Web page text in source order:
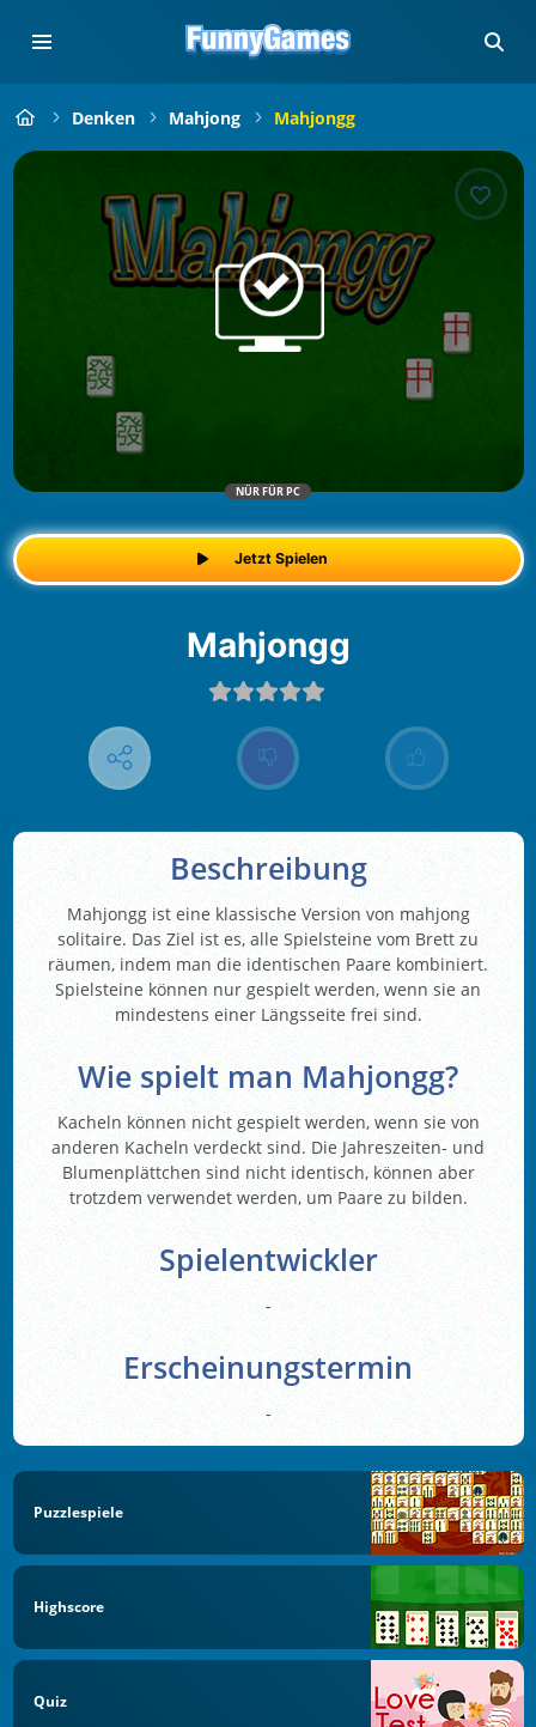
Denken Mahjong Mahjongg
NÜR FÜR PC
Jetzt Spielen
Mahjongg
Beschreibung
Mahjongg ist eine klassische Version von mahjong
solitaire. Das Ziel ist es, alle Spielsteine vom Brett zu
räumen, indem man die identischen Paare kombiniert.
Spielsteine können nur gespielt werden, wenn sie an
mindestens einer Längsseite frei sind.
Wie spielt man Mahjongg?
Kacheln können nicht gespielt werden, wenn sie von
anderen Kacheln verdeckt sind. Die Jahreszeiten- und
Blumenplättchen sind nicht identisch, können aber
trotzdem verwendet werden, um Paare zu bilden.
Spielentwickler
-
Erscheinungstermin
-
Puzzlespiele
Highscore
Quiz